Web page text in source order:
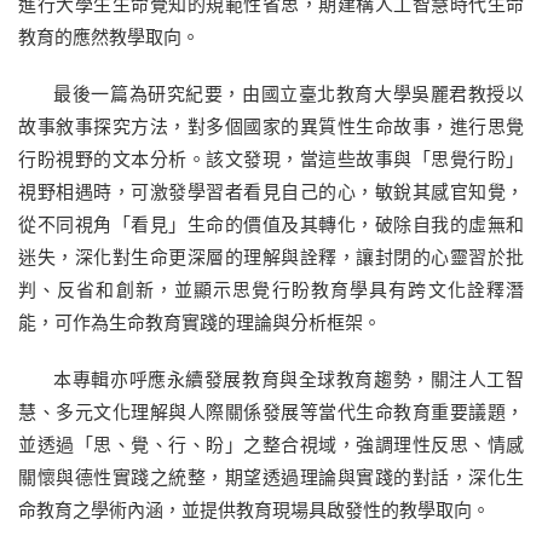
進行大學生生命覺知的規範性省思，期建構人工智慧時代生命
教育的應然教學取向。
最後一篇為研究紀要，由國立臺北教育大學吳麗君教授以
故事敘事探究方法，對多個國家的異質性生命故事，進行思覺
行盼視野的文本分析。該文發現，當這些故事與「思覺行盼」
視野相遇時，可激發學習者看見自己的心，敏銳其感官知覺，
從不同視角「看見」生命的價值及其轉化，破除自我的虛無和
迷失，深化對生命更深層的理解與詮釋，讓封閉的心靈習於批
判、反省和創新，並顯示思覺行盼教育學具有跨文化詮釋潛
能，可作為生命教育實踐的理論與分析框架。
本專輯亦呼應永續發展教育與全球教育趨勢，關注人工智
慧、多元文化理解與人際關係發展等當代生命教育重要議題，
並透過「思、覺、行、盼」之整合視域，強調理性反思、情感
關懷與德性實踐之統整，期望透過理論與實踐的對話，深化生
命教育之學術內涵，並提供教育現場具啟發性的教學取向。